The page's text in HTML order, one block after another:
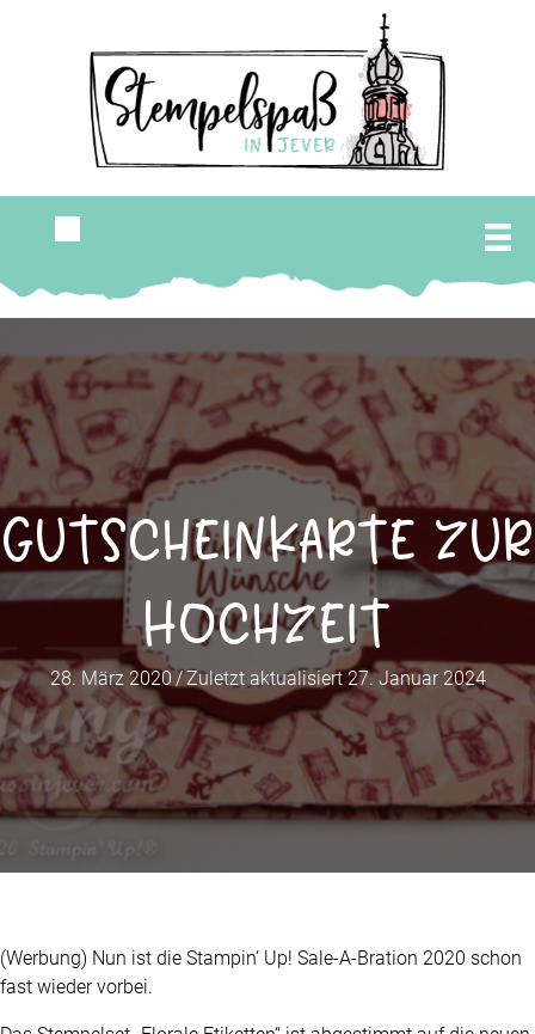
Gutscheinkarte zur
Hochzeit
28. März 2020 /Zuletzt aktualisiert 27. Januar 2024
(Werbung) Nun ist die Stampin‘ Up! Sale-A-Bration 2020 schon
fast wieder vorbei.